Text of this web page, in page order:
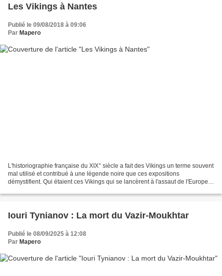
Les Vikings à Nantes
Publié le 09/08/2018 à 09:06
Par Mapero
L'historiographie française du XIX° siècle a fait des Vikings un terme souvent
mal utilisé et contribué à une légende noire que ces expositions
démystifient. Qui étaient ces Vikings qui se lancèrent à l'assaut de l'Europe
Iouri Tynianov : La mort du Vazir-Moukhtar
Publié le 08/09/2025 à 12:08
Par Mapero